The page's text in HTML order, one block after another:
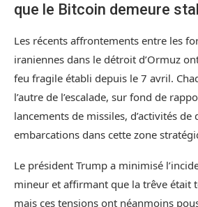
que le Bitcoin demeure
Les récents affrontements entre les
iraniennes dans le détroit d’Ormuz
feu fragile établi depuis le 7 avril.
l’autre de l’escalade, sur fond de
lancements de missiles, d’activités
embarcations dans cette zone
Le président Trump a minimisé
mineur et affirmant que la trêve était
mais ces tensions ont néanmoins